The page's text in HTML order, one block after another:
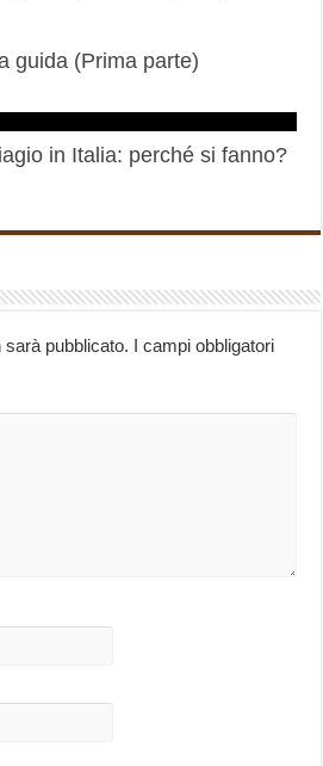
guida (Prima parte)
in Italia: perché si fanno?
sarà pubblicato. I campi obbligatori